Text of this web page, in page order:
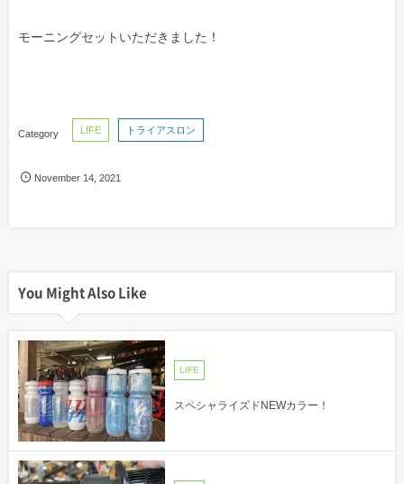
モーニングセットいただきました！
LIFE トライアスロン
November 14,2021
You Might Also Like
LIFE
スペシャライズドNEWカラー！